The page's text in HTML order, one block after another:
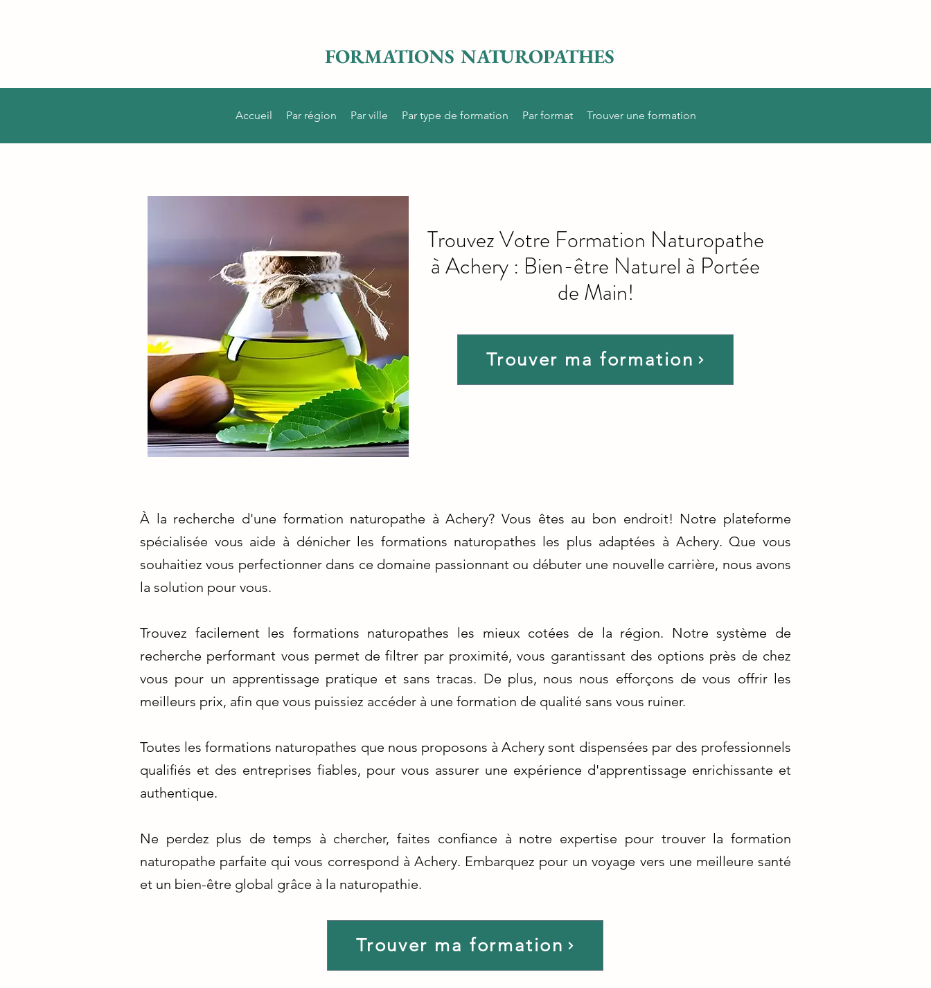
FORMATIONS NATUROPATHES
Accueil Par région Par ville Par type de formation Par format Trouver une formation
Trouver ma formation
Trouvez Votre Formation Naturopathe
à Achery : Bien-être Naturel à Portée
de Main!
À la recherche d'une formation naturopathe à Achery? Vous êtes au bon endroit! Notre plateforme
spécialisée vous aide à dénicher les formations naturopathes les plus adaptées à Achery. Que vous
souhaitiez vous perfectionner dans ce domaine passionnant ou débuter une nouvelle carrière, nous avons
la solution pour vous.
Trouvez facilement les formations naturopathes les mieux cotées de la région. Notre système de
recherche performant vous permet de filtrer par proximité, vous garantissant des options près de chez
vous pour un apprentissage pratique et sans tracas. De plus, nous nous efforçons de vous offrir les
meilleurs prix, afin que vous puissiez accéder à une formation de qualité sans vous ruiner.
Toutes les formations naturopathes que nous proposons à Achery sont dispensées par des professionnels
qualifiés et des entreprises fiables, pour vous assurer une expérience d'apprentissage enrichissante et
authentique.
Ne perdez plus de temps à chercher, faites confiance à notre expertise pour trouver la formation
naturopathe parfaite qui vous correspond à Achery. Embarquez pour un voyage vers une meilleure santé
et un bien-être global grâce à la naturopathie.
Trouver ma formation